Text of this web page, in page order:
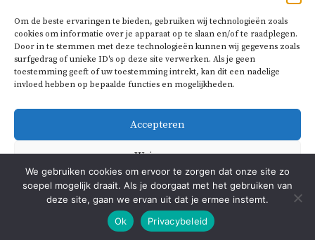
Om de beste ervaringen te bieden, gebruiken wij technologieën zoals
cookies om informatie over je apparaat op te slaan en/of te raadplegen.
Door in te stemmen met deze technologieën kunnen wij gegevens zoals
surfgedrag of unieke ID's op deze site verwerken. Als je geen
toestemming geeft of uw toestemming intrekt, kan dit een nadelige
invloed hebben op bepaalde functies en mogelijkheden.
Accepteren
Weigeren
Bekijk voorkeuren
Cookiebeleid
Over ons
Privacybeleid
Algemene voorwaarden
© 2026 Notaris vergelijk
We gebruiken cookies om ervoor te zorgen dat onze site zo
soepel mogelijk draait. Als je doorgaat met het gebruiken van
deze site, gaan we ervan uit dat je ermee instemt.
Ok
Privacybeleid